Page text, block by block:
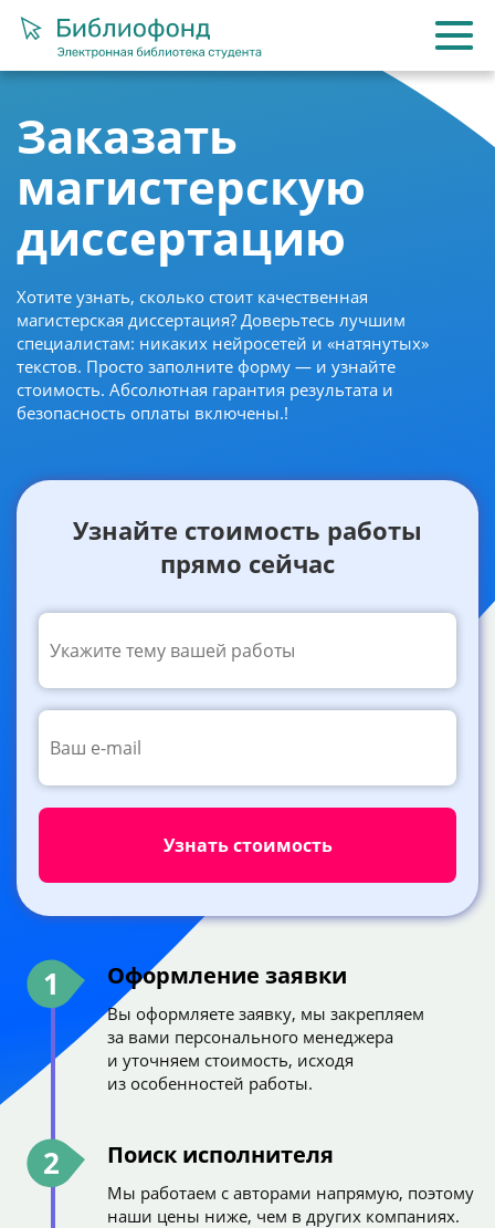
Заказать
магистерскую
диссертацию
Хотите узнать, сколько стоит качественная
магистерская диссертация? Доверьтесь лучшим
специалистам: никаких нейросетей и «натянутых»
текстов. Просто заполните форму — и узнайте
стоимость. Абсолютная гарантия результата и
безопасность оплаты включены.!
Узнайте стоимость работы
прямо сейчас
1 Оформление заявки
Вы оформляете заявку, мы закрепляем
за вами персонального менеджера
и уточняем стоимость, исходя
из особенностей работы.
2 Поиск исполнителя
Мы работаем с авторами напрямую, поэтому
наши цены ниже, чем в других компаниях.